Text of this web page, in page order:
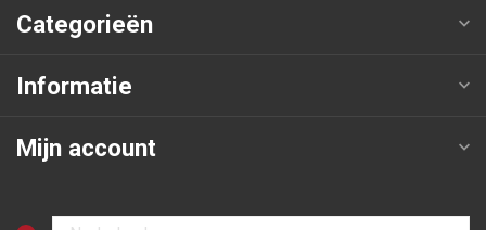
Categorieën
Informatie
Mijn account